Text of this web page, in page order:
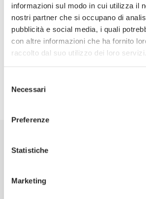
informazioni sul modo in cui utilizza il
nostri partner che si occupano di
pubblicità e social media, i quali
con altre informazioni che ha fornito
raccolto dal suo utilizzo dei loro servizi.
delNecessari
Preferenze
Statistiche
Marketing
Tufano
P:081 8063486
Seleziona la tua Area
Scarica il catalogo